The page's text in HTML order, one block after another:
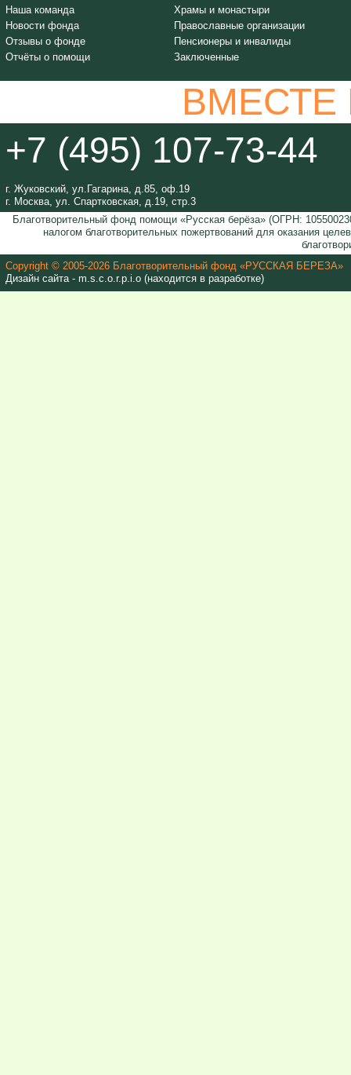
Наша команда
Новости фонда
Отзывы о фонде
Отчёты о помощи
Храмы и монастыри
Православные организации
Пенсионеры и инвалиды
Заключенные
+7 (495) 107-73-44
г. Жуковский, ул.Гагарина, д.85, оф.19
г. Москва, ул. Спартковская, д.19, стр.3
Благотворительный фонд помощи «Русская берёза» (ОГРН:
налогом благотворительных пожертвований для оказания
Copyright © 2005-2026 Благотворительный фонд «РУССКАЯ БЕРЕЗА»
Дизайн сайта - m.s.c.o.r.p.i.o (находится в разработке)